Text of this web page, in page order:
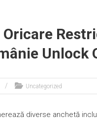
Oricare
Unlock
Uncategorized
diverse anchetă